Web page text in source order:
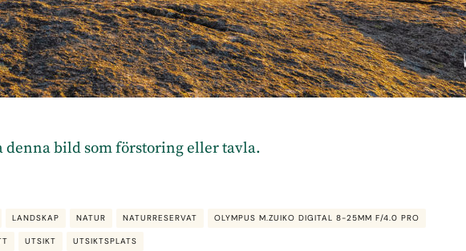
denna bild som förstoring eller tavla.
LANDSKAP NATUR NATURRESERVAT OLYMPUS M.ZUIKO DIGITAL 8-25MM F/4.0 PRO
UTSIKT UTSIKTSPLATS